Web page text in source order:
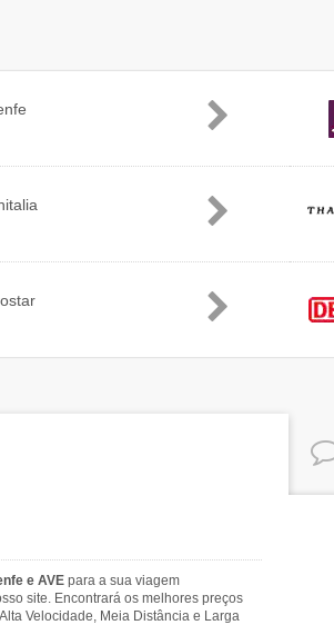
e AVE para a sua viagem
site. Encontrará os melhores preços
Velocidade, Meia Distância e Larga